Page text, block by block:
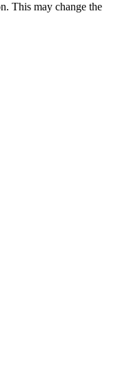
This may change the